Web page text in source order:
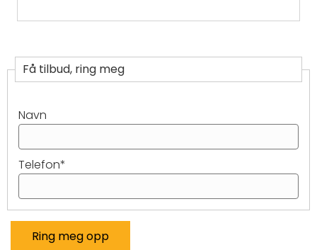
Få tilbud, ring meg
Navn
Telefon*
Ring meg opp